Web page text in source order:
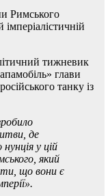
Римського
тижневик
глави
танку із
де
у цій
який
що вони є